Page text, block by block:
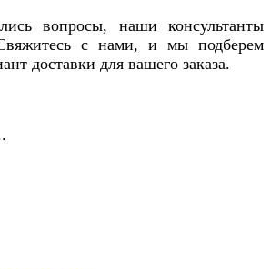
вопросы, наши консультанты
с нами, и мы подберем
доставки для вашего заказа.